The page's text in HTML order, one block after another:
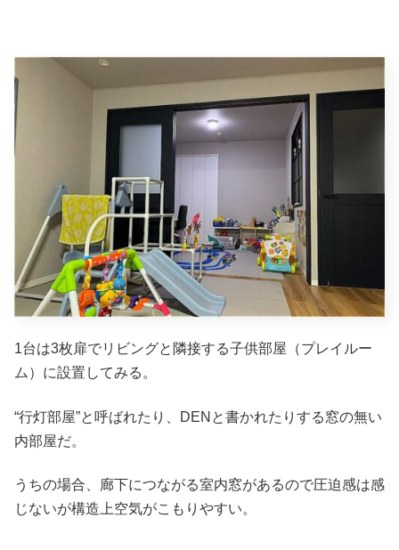
1台は3枚扉でリビングと隣接する子供部屋（プレイルー
ム）に設置してみる。
“行灯部屋”と呼ばれたり、DENと書かれたりする窓の無い
内部屋だ。
うちの場合、廊下につながる室内窓があるので圧迫感は感
じないが構造上空気がこもりやすい。